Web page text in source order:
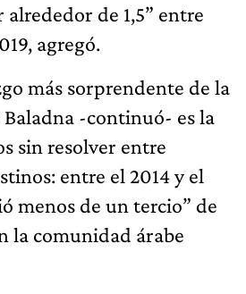
de 1,5” entre
agregó.
más sorprendente de la
-continuó- es la
sin resolver entre
entre el 2014 y el
menos de un tercio” de
la comunidad árabe